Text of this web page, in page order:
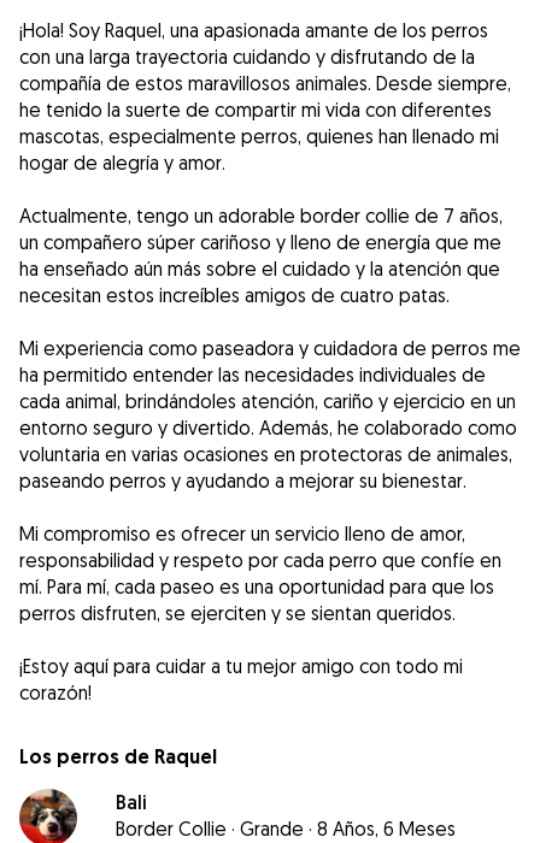
¡Hola! Soy Raquel, una apasionada amante de los perros
con una larga trayectoria cuidando y disfrutando de la
compañía de estos maravillosos animales. Desde siempre,
he tenido la suerte de compartir mi vida con diferentes
mascotas, especialmente perros, quienes han llenado mi
hogar de alegría y amor.
Actualmente, tengo un adorable border collie de 7 años,
un compañero súper cariñoso y lleno de energía que me
ha enseñado aún más sobre el cuidado y la atención que
necesitan estos increíbles amigos de cuatro patas.
Mi experiencia como paseadora y cuidadora de perros me
ha permitido entender las necesidades individuales de
cada animal, brindándoles atención, cariño y ejercicio en un
entorno seguro y divertido. Además, he colaborado como
voluntaria en varias ocasiones en protectoras de animales,
paseando perros y ayudando a mejorar su bienestar.
Mi compromiso es ofrecer un servicio lleno de amor,
responsabilidad y respeto por cada perro que confíe en
mí. Para mí, cada paseo es una oportunidad para que los
perros disfruten, se ejerciten y se sientan queridos.
¡Estoy aquí para cuidar a tu mejor amigo con todo mi
corazón!
Los perros de Raquel
Bali
Border Collie · Grande · 8 Años, 6 Meses